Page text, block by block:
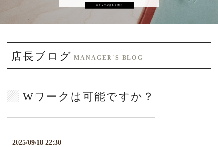
店長ブログ MANAGER'S BLOG
Wワークは可能ですか？
2025/09/18 22:30